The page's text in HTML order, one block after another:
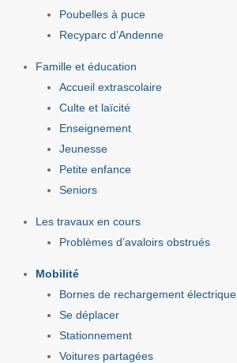
Poubelles à puce
Recyparc d’Andenne
Famille et éducation
Accueil extrascolaire
Culte et laïcité
Enseignement
Jeunesse
Petite enfance
Seniors
Les travaux en cours
Problèmes d’avaloirs obstrués
Mobilité
Bornes de rechargement électrique
Se déplacer
Stationnement
Voitures partagées